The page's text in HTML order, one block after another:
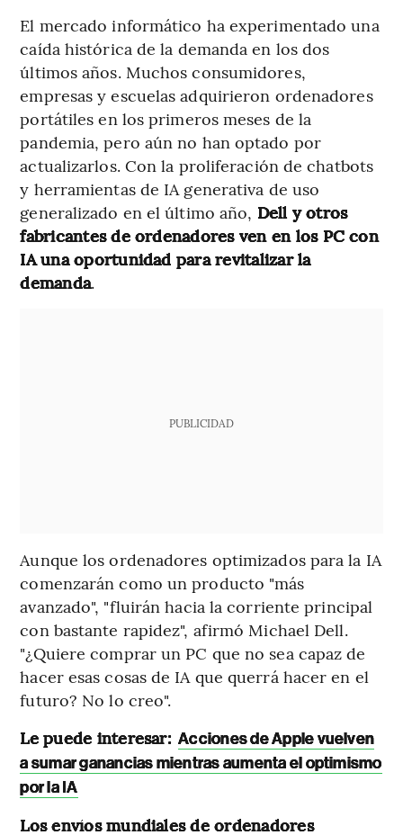
El mercado informático ha experimentado una
caída histórica de la demanda en los dos
últimos años. Muchos consumidores,
empresas y escuelas adquirieron ordenadores
portátiles en los primeros meses de la
pandemia, pero aún no han optado por
actualizarlos. Con la proliferación de chatbots
y herramientas de IA generativa de uso
generalizado en el último año, Dell y otros
fabricantes de ordenadores ven en los PC con
IA una oportunidad para revitalizar la
demanda.
PUBLICIDAD
Aunque los ordenadores optimizados para la IA
comenzarán como un producto "más
avanzado", "fluirán hacia la corriente principal
con bastante rapidez", afirmó Michael Dell.
"¿Quiere comprar un PC que no sea capaz de
hacer esas cosas de IA que querrá hacer en el
futuro? No lo creo".
Le puede interesar: Acciones de Apple vuelven
a sumar ganancias mientras aumenta el optimismo
por la IA
Los envíos mundiales de ordenadores